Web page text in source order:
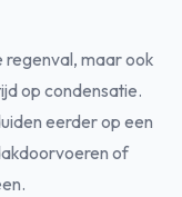
regenval, maar ook
op condensatie.
eerder op een
of